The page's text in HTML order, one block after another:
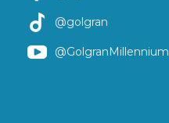
@golgran
@GolgranMillennium